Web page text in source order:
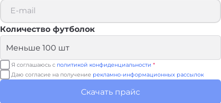
Количество футболок
Я соглашаюсь с политикой конфиденциальности *
Даю согласие на получение рекламно-информационных рассылок
Скачать прайс